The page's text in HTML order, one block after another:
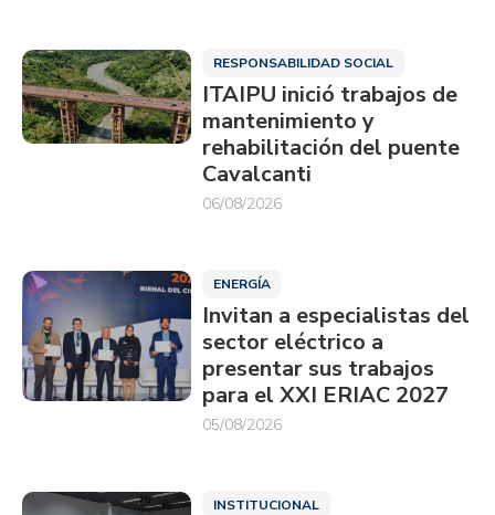
RESPONSABILIDAD SOCIAL
ITAIPU inició trabajos de
mantenimiento y
rehabilitación del puente
Cavalcanti
06/08/2026
ENERGÍA
Invitan a especialistas del
sector eléctrico a
presentar sus trabajos
para el XXI ERIAC 2027
05/08/2026
INSTITUCIONAL